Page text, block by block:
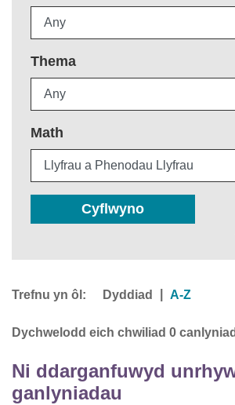
Thema
Math
Cyflwyno
Trefnu yn ôl: Dyddiad A-Z
Dychwelodd eich chwiliad 0 canlyniad
Ni ddarganfuwyd
ganlyniadau